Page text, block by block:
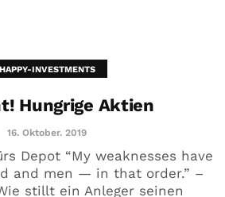
HAPPY-INVESTMENTS
Hungrige Aktien
16. Oktober. 2019
Depot “My weaknesses have
and men — in that order.” –
stillt ein Anleger seinen